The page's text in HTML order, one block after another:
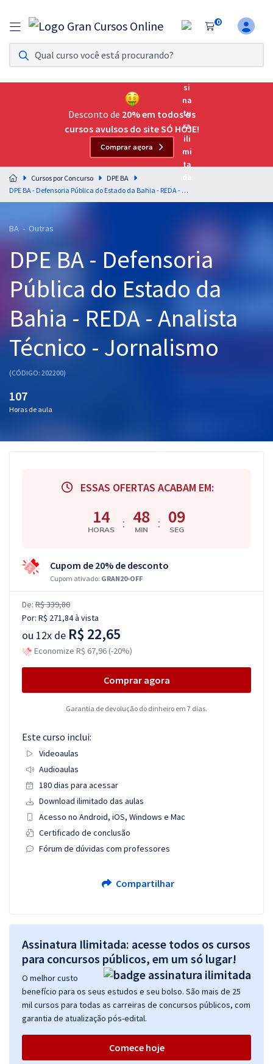
0
Assinatura Ilimitada 11
Acesso a todos os cursos. Teste grátis por 7 dias!
Assinatura OAB Até Passar
Acesso ilimitado a toda preparação para o Exame da
Residências Multiprofissionais
Preparação completa e intensiva para as principais
residências em saúde do Brasil
Cursos 20% OFF
Pós
Graduação
OAB
Questões grátis
Desconto de 20% em todos os
cursos avulsos do site SÓ HOJE!
Comprar agora
Cursos por Concurso
DPE BA
DPE BA - Defensoria Pública do Estado da Bahia - REDA - Analista Técnico - Jornalismo
BA - Outras
DPE BA - Defensoria
Pública do Estado da
Bahia - REDA - Analista
Técnico - Jornalismo
(CÓDIGO: 202200)
107
Horas de aula
ESSAS OFERTAS ACABAM EM:
14
HORAS : 48
MIN : 08
SEG
Cupom de 20% de desconto
Cupom ativado: GRAN20-OFF
De: R$ 339,80
Por: R$ 271,84à vista
ou 12x de R$ 22,65
Economize R$ 67,96 (-20%)
Comprar agora
Garantia de devolução do dinheiro em 7 dias.
Este curso inclui:
Videoaulas
Audioaulas
180 dias para acessar
Download ilimitado das aulas
Acesso no Android, iOS, Windows e Mac
Certificado de conclusão
Fórum de dúvidas com professores
Compartilhar
Assinatura Ilimitada: acesse todos os cursos
para concursos públicos, em um só lugar!
O melhor custo
benefício para os seus estudos e seu bolso. São mais de 25
mil cursos para todas as carreiras de concursos públicos, com
garantia de atualização pós-edital.
Comece hoje